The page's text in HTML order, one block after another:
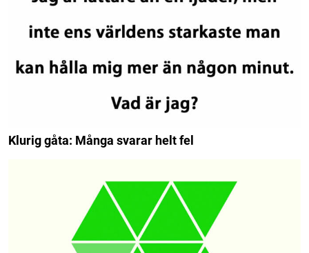
Klurig gåta: Många svarar helt fel